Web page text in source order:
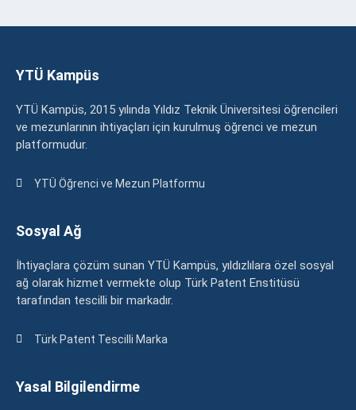
YTÜ Kampüs
YTÜ Kampüs, 2015 yılında Yıldız Teknik Üniversitesi öğrencileri
ve mezunlarının ihtiyaçları için kurulmuş öğrenci ve mezun
platformudur.
YTÜ Öğrenci ve Mezun Platformu
Sosyal Ağ
İhtiyaçlara çözüm sunan YTÜ Kampüs, yıldızlılara özel sosyal
ağ olarak hizmet vermekte olup Türk Patent Enstitüsü
tarafından tescilli bir markadır.
Türk Patent Tescilli Marka
Yasal Bilgilendirme